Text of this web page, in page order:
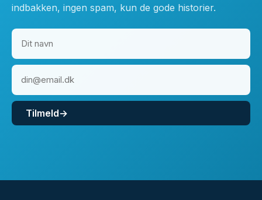
indbakken, ingen spam, kun de gode historier.
Tilmeld→